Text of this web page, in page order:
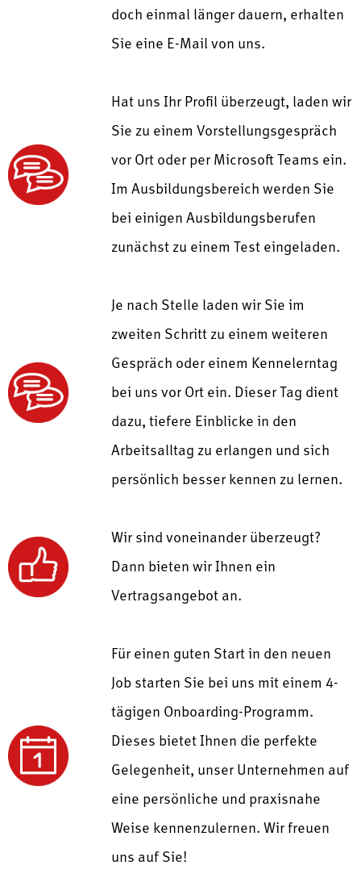
doch einmal länger dauern, erhalten
Sie eine E-Mail von uns.
Hat uns Ihr Profil überzeugt, laden wir
Sie zu einem Vorstellungsgespräch
vor Ort oder per Microsoft Teams ein.
Im Ausbildungsbereich werden Sie
bei einigen Ausbildungsberufen
zunächst zu einem Test eingeladen.
Je nach Stelle laden wir Sie im
zweiten Schritt zu einem weiteren
Gespräch oder einem Kennelerntag
bei uns vor Ort ein. Dieser Tag dient
dazu, tiefere Einblicke in den
Arbeitsalltag zu erlangen und sich
persönlich besser kennen zu lernen.
Wir sind voneinander überzeugt?
Dann bieten wir Ihnen ein
Vertragsangebot an.
Für einen guten Start in den neuen
Job starten Sie bei uns mit einem 4-
tägigen Onboarding-Programm.
Dieses bietet Ihnen die perfekte
Gelegenheit, unser Unternehmen auf
eine persönliche und praxisnahe
Weise kennenzulernen.Wir freuen
uns auf Sie!